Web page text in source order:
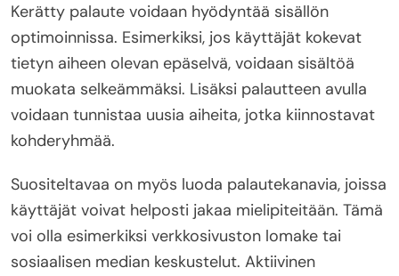
Kerätty palaute voidaan hyödyntää sisällön
optimoinnissa. Esimerkiksi, jos käyttäjät kokevat
tietyn aiheen olevan epäselvä, voidaan sisältöä
muokata selkeämmäksi. Lisäksi palautteen avulla
voidaan tunnistaa uusia aiheita, jotka kiinnostavat
kohderyhmää.
Suositeltavaa on myös luoda palautekanavia, joissa
käyttäjät voivat helposti jakaa mielipiteitään. Tämä
voi olla esimerkiksi verkkosivuston lomake tai
sosiaalisen median keskustelut. Aktiivinen